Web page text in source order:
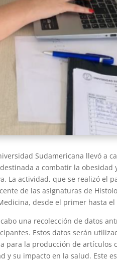
Sudamericana llevó a
a combatir la obesidad
La actividad, que se realizó el
de las asignaturas de
desde el primer hasta el
una recolección de datos
Estos datos serán
para la producción de artículos
y su impacto en la salud. Este